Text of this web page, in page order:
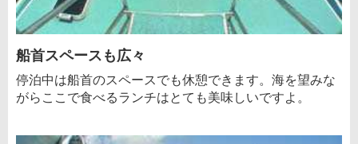
船首スペースも広々
停泊中は船首のスペースでも休憩できます。海を望みな
がらここで食べるランチはとても美味しいですよ。